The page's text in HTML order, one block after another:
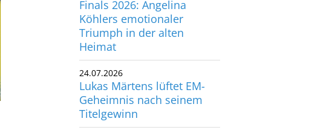
Vom Schmetterling zum Lagen-Champion: ©Tino Henschel
Finals 2026: Angelina
Köhlers emotionaler
Triumph in der alten
Heimat
24.07.2026
Lukas Märtens lüftet EM-
Geheimnis nach seinem
Titelgewinn
Korbacher Straße 93
D-34132 Kassel
Fax: +49 561 94083-15
info@dsv.de